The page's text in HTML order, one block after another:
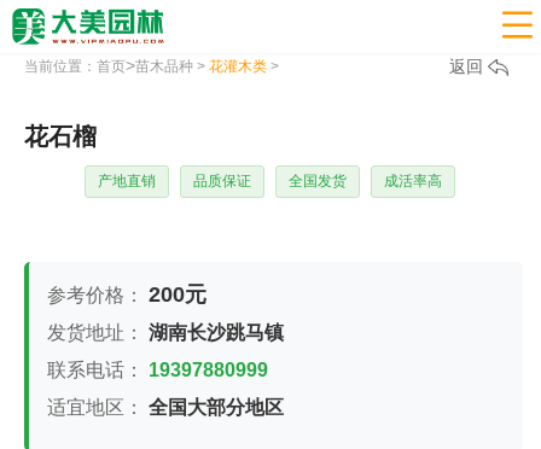

当前位置： 首页>苗木品种> 花灌木类> 返回
花石榴
产地直销 品质保证 全国发货 成活率高
参考价格： 200元
发货地址：
湖南长沙跳马镇
联系电话：
19397880999
适宜地区：
全国大部分地区